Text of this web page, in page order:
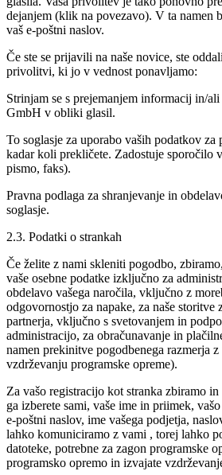
dejanjem (klik na povezavo). V ta namen
vaš e-poštni naslov.
Če ste se prijavili na naše novice, ste
privolitvi, ki jo v vednost ponavljamo:
Strinjam se s prejemanjem informacij in/
GmbH v obliki glasil.
To soglasje za uporabo vaših podatkov za
kadar koli prekličete. Zadostuje sporočilo
pismo, faks).
Pravna podlaga za shranjevanje in
soglasje.
2.3. Podatki o strankah
Če želite z nami skleniti pogodbo,
vaše osebne podatke izključno za
obdelavo vašega naročila, vključno z
odgovornostjo za napake, za naše storitve
partnerja, vključno s svetovanjem in
administracijo, za obračunavanje in
namen prekinitve pogodbenega razmerja
vzdrževanju programske opreme).
Za vašo registracijo kot stranka zbiramo
ga izberete sami, vaše ime in priimek,
e-poštni naslov, ime vašega podjetja,
lahko komuniciramo z vami , torej lahko
datoteke, potrebne za zagon programske
programsko opremo in izvajate